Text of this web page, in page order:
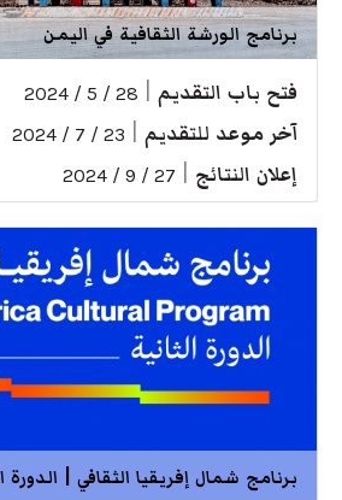
برنامج الورشة الثقافية في اليمن
فتح باب التقديم 28 / 5 / 2024
آخر موعد للتقديم 23 / 7 / 2024
إعلان النتائج 27 / 9 / 2024
برنامج شمال إفريقيا الثقافي | الدورة